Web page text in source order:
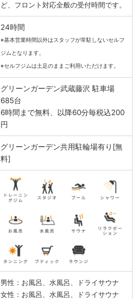
ど、フロント対応全般の受付時間です。
24時間
※基本営業時間以外はスタッフが常駐しないセルフ
ジムとなります。
※セルフジムは土足のままご利用いただけます。
グリーンガーデン武蔵藤沢 駐車場
685台
6時間まで無料、以降60分毎税込200
円
グリーンガーデン共用駐輪場有り[無
料]
男性：お風呂、水風呂、ドライサウナ
女性：お風呂、水風呂、ドライサウナ